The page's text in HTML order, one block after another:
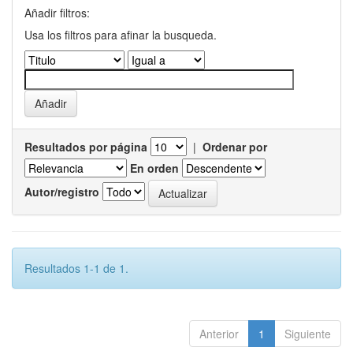
Añadir filtros:
Usa los filtros para afinar la busqueda.
Resultados por página | Ordenar por
En orden
Autor/registro
Resultados 1-1 de 1.
Anterior 1 Siguiente